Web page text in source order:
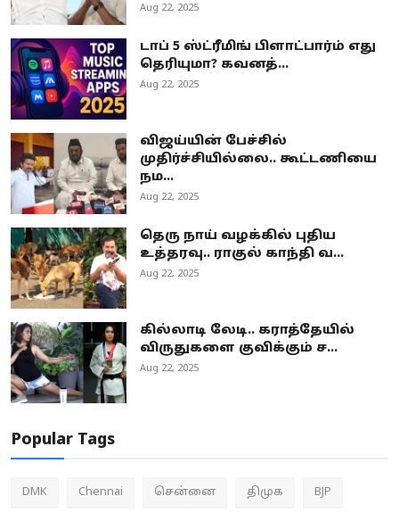
Aug 22, 2025
டாப் 5 ஸ்ட்ரீமிங் பிளாட்பார்ம் எது
தெரியுமா? கவனத்...
Aug 22, 2025
விஜய்யின் பேச்சில்
முதிர்ச்சியில்லை.. கூட்டணியை
நம...
Aug 22, 2025
தெரு நாய் வழக்கில் புதிய
உத்தரவு.. ராகுல் காந்தி வ...
Aug 22, 2025
கில்லாடி லேடி.. கராத்தேயில்
விருதுகளை குவிக்கும் ச...
Aug 22, 2025
Popular Tags
DMK Chennai சென்னை திமுக BJP